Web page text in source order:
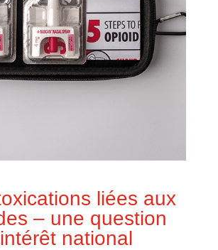
liées aux
– une question
national